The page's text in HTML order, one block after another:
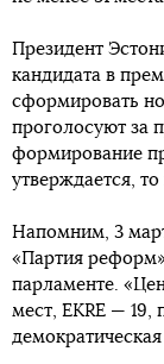
Президент
кандидата в
сформировать
проголосуют за
формирование
утверждается,
Напомним, 3
«Партия
парламенте.
мест, EKRE — 19,